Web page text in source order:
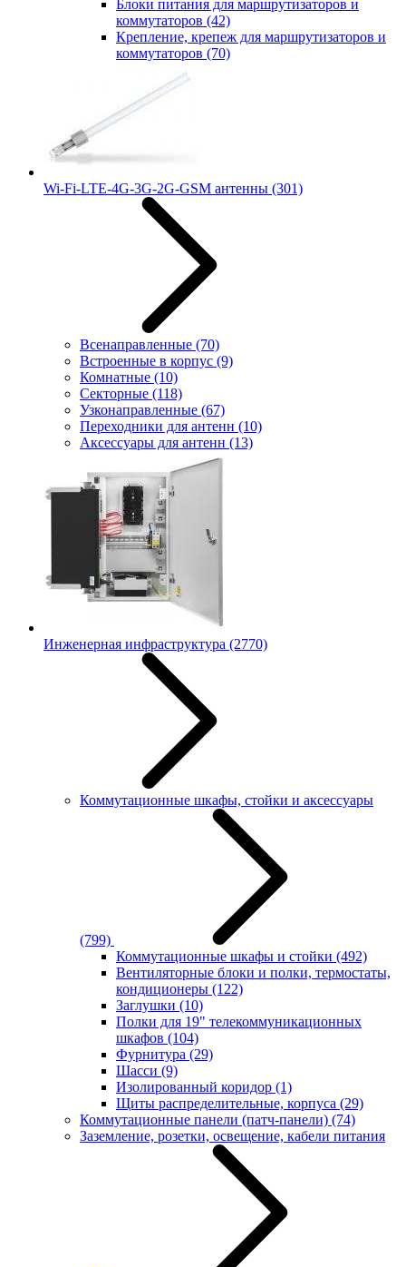
Блоки питания для маршрутизаторов и
коммутаторов (42)
Крепление, крепеж для маршрутизаторов и
коммутаторов (70)
Wi-Fi-LTE-4G-3G-2G-GSM антенны (301)
Всенаправленные (70)
Встроенные в корпус (9)
Комнатные (10)
Секторные (118)
Узконаправленные (67)
Переходники для антенн (10)
Аксессуары для антенн (13)
Инженерная инфраструктура (2770)
Коммутационные шкафы, стойки и аксессуары
(799)
Коммутационные шкафы и стойки (492)
Вентиляторные блоки и полки, термостаты,
кондиционеры (122)
Заглушки (10)
Полки для 19" телекоммуникационных
шкафов (104)
Фурнитура (29)
Шасси (9)
Изолированный коридор (1)
Щиты распределительные, корпуса (29)
Коммутационные панели (патч-панели) (74)
Заземление, розетки, освещение, кабели питания